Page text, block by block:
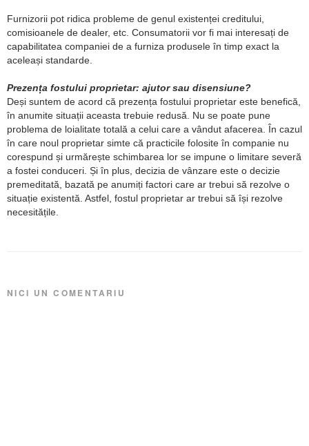
Furnizorii pot ridica probleme de genul existenței creditului,
comisioanele de dealer, etc. Consumatorii vor fi mai interesați de
capabilitatea companiei de a furniza produsele în timp exact la
aceleași standarde.
Prezența fostului proprietar: ajutor sau disensiune?
Deși suntem de acord că prezența fostului proprietar este benefică,
în anumite situații aceasta trebuie redusă. Nu se poate pune
problema de loialitate totală a celui care a vândut afacerea. În cazul
în care noul proprietar simte că practicile folosite în companie nu
corespund și urmărește schimbarea lor se impune o limitare severă
a fostei conduceri. Și în plus, decizia de vânzare este o decizie
premeditată, bazată pe anumiți factori care ar trebui să rezolve o
situație existentă. Astfel, fostul proprietar ar trebui să își rezolve
necesitățile.
NICI UN COMENTARIU